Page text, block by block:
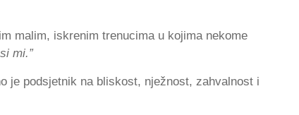
malim, iskrenim trenucima u kojima nekome
mi.”
je podsjetnik na bliskost, nježnost, zahvalnost i